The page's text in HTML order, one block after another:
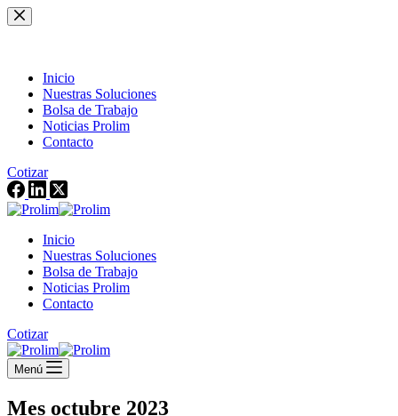
Saltar
al
Inicio
Nuestras Soluciones
Bolsa de Trabajo
Noticias Prolim
Contacto
Cotizar
Inicio
Nuestras Soluciones
Bolsa de Trabajo
Noticias Prolim
Contacto
Cotizar
Menú
Mes octubre 2023